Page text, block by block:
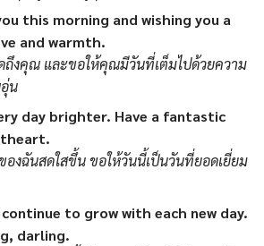
this morning and wishing you a
and warmth.
ถึงคุณ และขอให้คุณมีวันที่เต็มไปด้วยความ
น
day brighter. Have a fantastic
งฉันสดใสขึ้น ขอให้วันนี้เป็นวันที่ยอดเยี่ยม
to grow with each new day.
darling.